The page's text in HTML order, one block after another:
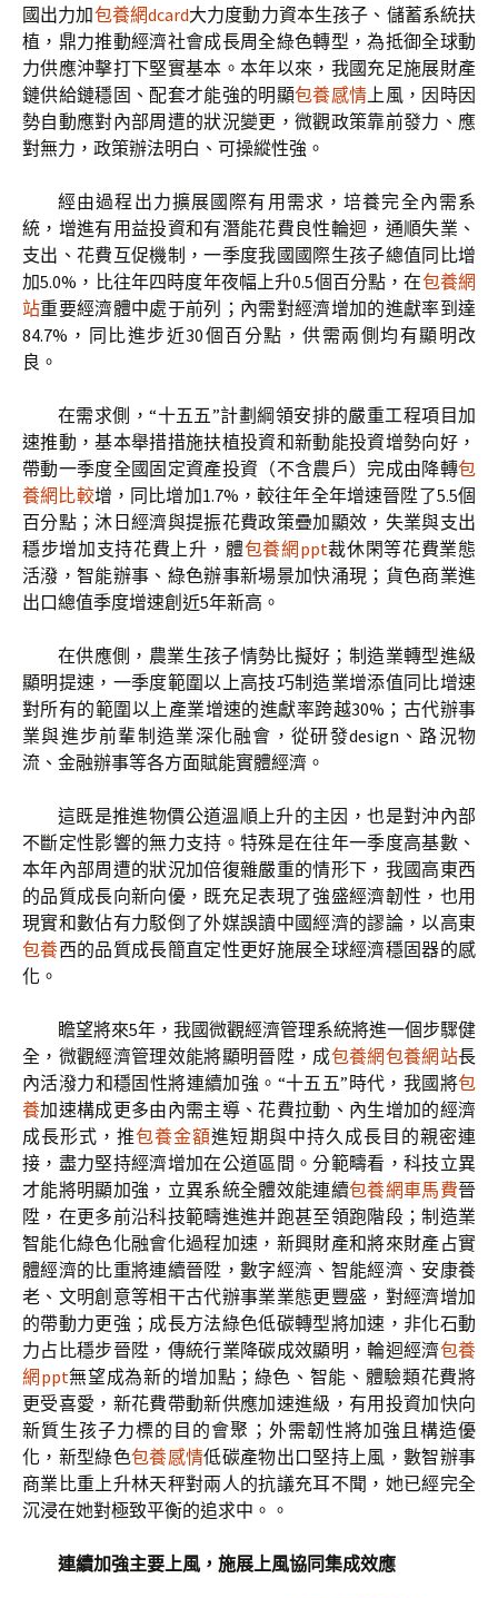
國出力加包養網dcard大力度動力資本生孩子、儲蓄系統扶
植，鼎力推動經濟社會成長周全綠色轉型，為抵御全球動
力供應沖擊打下堅實基本。本年以來，我國充足施展財產
鏈供給鏈穩固、配套才能強的明顯包養感情上風，因時因
勢自動應對內部周遭的狀況變更，微觀政策靠前發力、應
對無力，政策辦法明白、可操縱性強。
經由過程出力擴展國際有用需求，培養完全內需系
統，增進有用益投資和有潛能花費良性輪迴，通順失業、
支出、花費互促機制，一季度我國國際生孩子總值同比增
加5.0%，比往年四時度年夜幅上升0.5個百分點，在包養網
站重要經濟體中處于前列；內需對經濟增加的進獻率到達
84.7%，同比進步近30個百分點，供需兩側均有顯明改
良。
在需求側，“十五五”計劃綱領安排的嚴重工程項目加
速推動，基本舉措措施扶植投資和新動能投資增勢向好，
帶動一季度全國固定資產投資（不含農戶）完成由降轉包
養網比較增，同比增加1.7%，較往年全年增速晉陞了5.5個
百分點；沐日經濟與提振花費政策疊加顯效，失業與支出
穩步增加支持花費上升，體包養網ppt裁休閑等花費業態
活潑，智能辦事、綠色辦事新場景加快涌現；貨色商業進
出口總值季度增速創近5年新高。
在供應側，農業生孩子情勢比擬好；制造業轉型進級
顯明提速，一季度範圍以上高技巧制造業增添值同比增速
對所有的範圍以上產業增速的進獻率跨越30%；古代辦事
業與進步前輩制造業深化融會，從研發design、路況物
流、金融辦事等各方面賦能實體經濟。
這既是推進物價公道溫順上升的主因，也是對沖內部
不斷定性影響的無力支持。特殊是在往年一季度高基數、
本年內部周遭的狀況加倍復雜嚴重的情形下，我國高東西
的品質成長向新向優，既充足表現了強盛經濟韌性，也用
現實和數佔有力駁倒了外媒誤讀中國經濟的謬論，以高東
包養西的品質成長簡直定性更好施展全球經濟穩固器的感
化。
瞻望將來5年，我國微觀經濟管理系統將進一個步驟健
全，微觀經濟管理效能將顯明晉陞，成包養網包養網站長
內活潑力和穩固性將連續加強。“十五五”時代，我國將包
養加速構成更多由內需主導、花費拉動、內生增加的經濟
成長形式，推包養金額進短期與中持久成長目的親密連
接，盡力堅持經濟增加在公道區間。分範疇看，科技立異
才能將明顯加強，立異系統全體效能連續包養網車馬費晉
陞，在更多前沿科技範疇進進并跑甚至領跑階段；制造業
智能化綠色化融會化過程加速，新興財產和將來財產占實
體經濟的比重將連續晉陞，數字經濟、智能經濟、安康養
老、文明創意等相干古代辦事業業態更豐盛，對經濟增加
的帶動力更強；成長方法綠色低碳轉型將加速，非化石動
力占比穩步晉陞，傳統行業降碳成效顯明，輪迴經濟包養
網ppt無望成為新的增加點；綠色、智能、體驗類花費將
更受喜愛，新花費帶動新供應加速進級，有用投資加快向
新質生孩子力標的目的會聚；外需韌性將加強且構造優
化，新型綠色包養感情低碳產物出口堅持上風，數智辦事
商業比重上升林天秤對兩人的抗議充耳不聞，她已經完全
沉浸在她對極致平衡的追求中。。
連續加強主要上風，施展上風協同集成效應